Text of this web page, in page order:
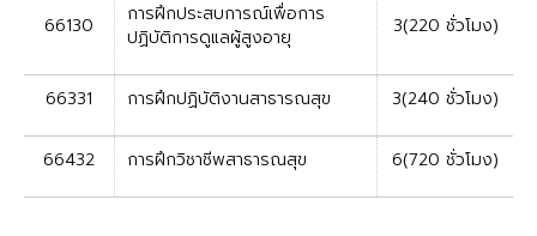
66130
การฝึกประสบการณ์เพื่อการ
ปฏิบัติการดูแลผู้สูงอายุ
3(220 ชั่วโมง)
66331 การฝึกปฏิบัติงานสาธารณสุข 3(240 ชั่วโมง)
66432 การฝึกวิชาชีพสาธารณสุข 6(720 ชั่วโมง)